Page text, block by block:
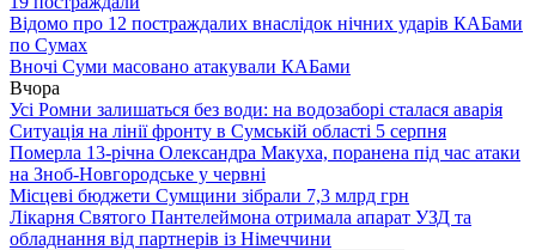
Відомо про 12 постраждалих внаслідок нічних ударів КАБами
по Сумах
Вночі Суми масовано атакували КАБами
Вчора
Усі Ромни залишаться без води: на водозаборі сталася аварія
Ситуація на лінії фронту в Сумській області 5 серпня
Померла 13-річна Олександра Макуха, поранена під час атаки
на Зноб-Новгородське у червні
Місцеві бюджети Сумщини зібрали 7,3 млрд грн
Лікарня Святого Пантелеймона отримала апарат УЗД та
обладнання від партнерів із Німеччини